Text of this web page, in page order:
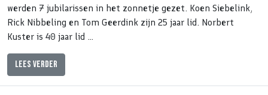
werden 7 jubilarissen in het zonnetje gezet. Koen Siebelink,
Rick Nibbeling en Tom Geerdink zijn 25 jaar lid. Norbert
Kuster is 40 jaar lid …
Lees verder